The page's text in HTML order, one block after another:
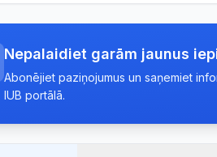
Nepalaidiet garām jaunus
Abonējiet paziņojumus un saņemiet
IUB portālā.